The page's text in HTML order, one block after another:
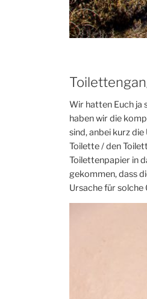
Wir hatten Euch ja
haben wir die
sind, anbei kurz
Toilette / den
Toilettenpapier in
gekommen, dass
Ursache für solche